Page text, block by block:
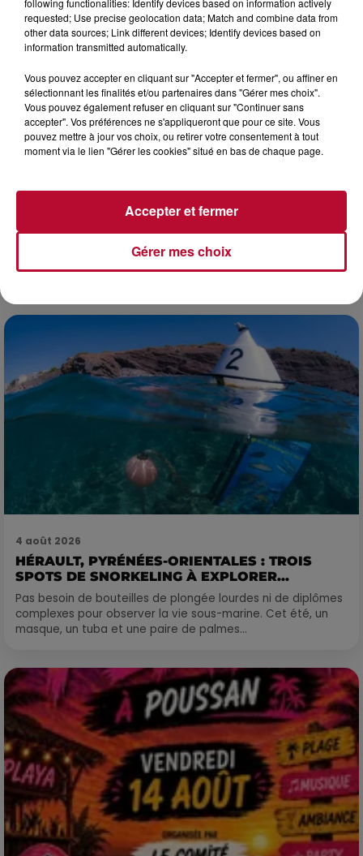
FÊTE DE LA POLYNÉSIE À VILLEVEYRAC
4 août 2026
HÉRAULT, PYRÉNÉES-ORIENTALES : TROIS
SPOTS DE SNORKELING À EXPLORER...
Pas besoin de bouteilles de plongée lourdes ni de diplômes
complexes pour observer la vie sous-marine. Cet été, un
masque, un tuba et une paire de palmes...
requested; Use precise geolocation data; Match and combine data from
other data sources; Link different devices; Identify devices based on
information transmitted automatically.
Vous pouvez accepter en cliquant sur "Accepter et fermer", ou affiner en
sélectionnant les finalités et/ou partenaires dans "Gérer mes choix".
Vous pouvez également refuser en cliquant sur "Continuer sans
accepter". Vos préférences ne s'appliqueront que pour ce site. Vous
pouvez mettre à jour vos choix, ou retirer votre consentement à tout
moment via le lien "Gérer les cookies" situé en bas de chaque page.
Gérer mes choix
Accepter et fermer